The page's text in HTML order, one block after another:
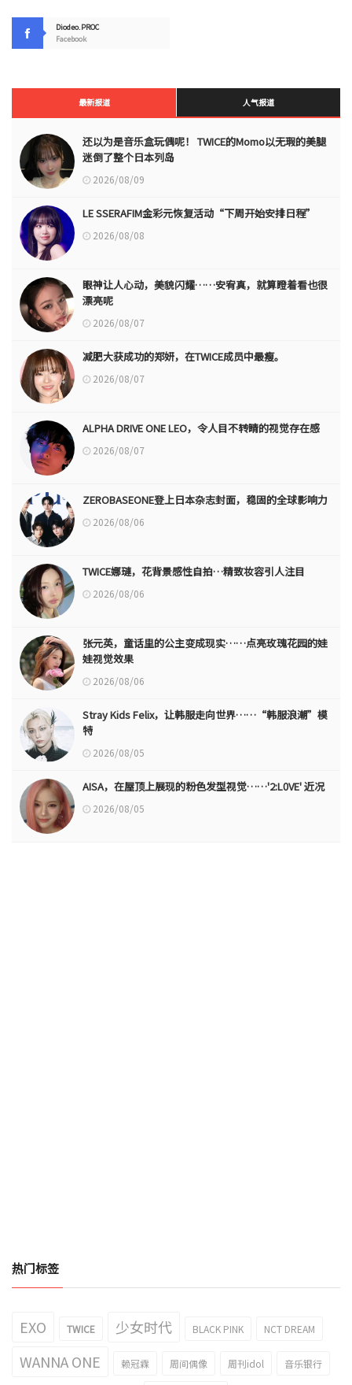
Diodeo.PROC
Facebook
最新报道 人气报道
还以为是音乐盒玩偶呢！ TWICE的Momo以无瑕的美腿
迷倒了整个日本列岛
2026/08/09
LE SSERAFIM金彩元恢复活动“下周开始安排日程”
2026/08/08
眼神让人心动，美貌闪耀……安宥真，就算瞪着看也很
漂亮呢
2026/08/07
减肥大获成功的郑妍，在TWICE成员中最瘦。
2026/08/07
ALPHA DRIVE ONE LEO，令人目不转睛的视觉存在感
2026/08/07
ZEROBASEONE登上日本杂志封面，稳固的全球影响力
2026/08/06
TWICE娜璉，花背景感性自拍…精致妆容引人注目
2026/08/06
张元英，童话里的公主变成现实……点亮玫瑰花园的娃
娃视觉效果
2026/08/06
Stray Kids Felix，让韩服走向世界……“韩服浪潮”模
特
2026/08/05
AISA，在屋顶上展现的粉色发型视觉……'2:L0VE' 近况
2026/08/05
热门标签
EXO TWICE 少女时代 BLACK PINK NCT DREAM
WANNA ONE 赖冠霖 周间偶像 周刊idol 音乐银行